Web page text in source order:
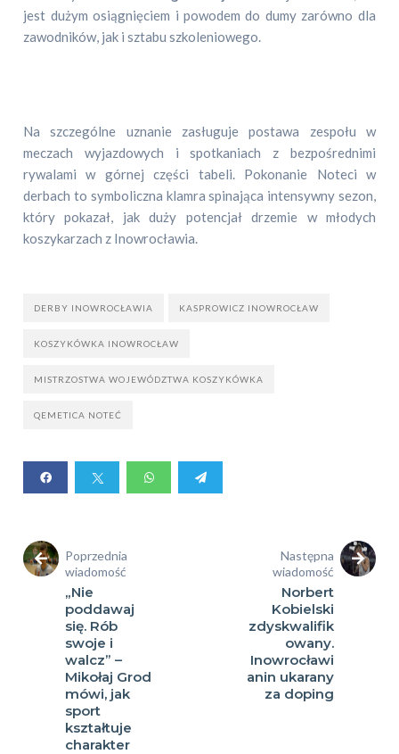
jest dużym osiągnięciem i powodem do dumy zarówno dla
zawodników, jak i sztabu szkoleniowego.
Na szczególne uznanie zasługuje postawa zespołu w
meczach wyjazdowych i spotkaniach z bezpośrednimi
rywalami w górnej części tabeli. Pokonanie Noteci w
derbach to symboliczna klamra spinająca intensywny sezon,
który pokazał, jak duży potencjał drzemie w młodych
koszykarzach z Inowrocławia.
DERBY INOWROCŁAWIA KASPROWICZ INOWROCŁAW
KOSZYKÓWKA INOWROCŁAW
MISTRZOSTWA WOJEWÓDZTWA KOSZYKÓWKA
QEMETICA NOTEĆ
Poprzednia
wiadomość
„Nie
poddawaj
się. Rób
swoje i
walcz” –
Mikołaj Grod
mówi, jak
sport
kształtuje
charakter
Następna
wiadomość
Norbert
Kobielski
zdyskwalifik
owany.
Inowrocławi
anin ukarany
za doping